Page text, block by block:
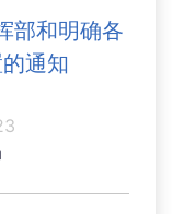
部和明确各
通知